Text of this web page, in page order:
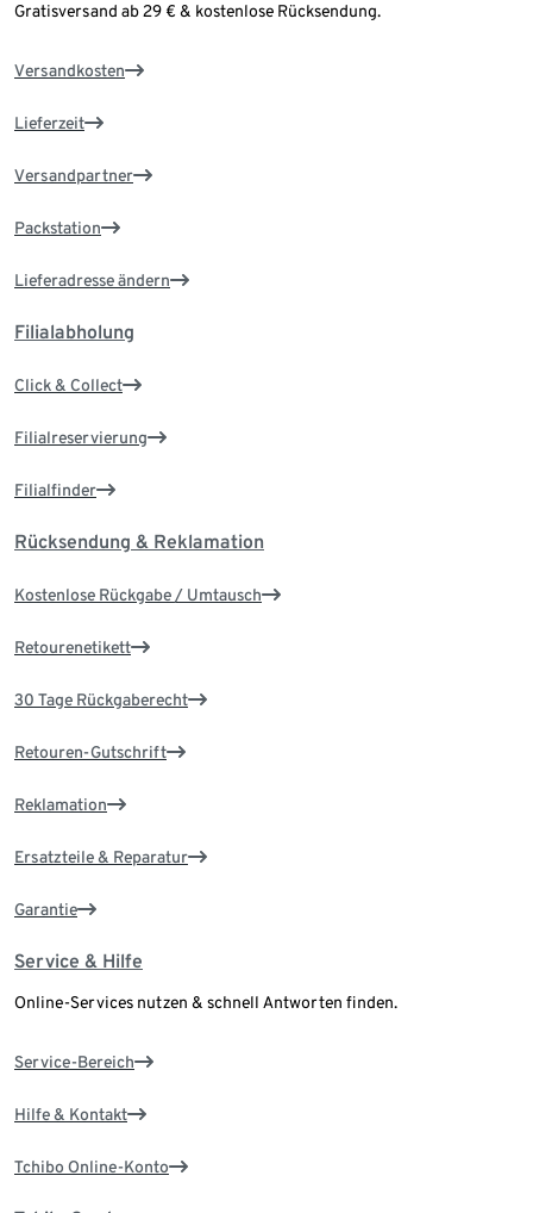
Gratisversand ab 29 € & kostenlose Rücksendung.
Versandkosten
Lieferzeit
Versandpartner
Packstation
Lieferadresse ändern
Filialabholung
Click & Collect
Filialreservierung
Filialfinder
Rücksendung & Reklamation
Kostenlose Rückgabe / Umtausch
Retourenetikett
30 Tage Rückgaberecht
Retouren-Gutschrift
Reklamation
Ersatzteile & Reparatur
Garantie
Service & Hilfe
Online-Services nutzen & schnell Antworten finden.
Service-Bereich
Hilfe & Kontakt
Tchibo Online-Konto